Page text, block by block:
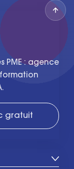
PME : agence
gratuit